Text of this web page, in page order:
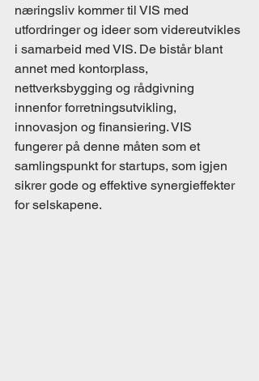
næringsliv kommer til VIS med
utfordringer og ideer som videreutvikles
i samarbeid med VIS. De bistår blant
annet med kontorplass,
nettverksbygging og rådgivning
innenfor forretningsutvikling,
innovasjon og finansiering. VIS
fungerer på denne måten som et
samlingspunkt for startups, som igjen
sikrer gode og effektive synergieffekter
for selskapene.